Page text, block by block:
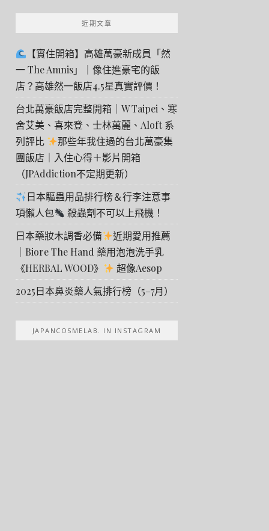
近期文章
【實住開箱】高雄萬豪新成員「然
一 The Amnis」｜像住進豪宅的飯
店？高雄然一飯店4.5星真實評價！
台北萬豪飯店完整開箱｜W Taipei、寒
舍艾美、喜來登、士林萬麗、Aloft 系
列評比
那些年我住過的台北萬豪集
團飯店｜入住心得＋影片開箱
（JPAddiction不定期更新）
日本驅蟲用品排行榜＆行李注意事
項懶人包
殺蟲劑不可以上飛機！
日本藥妝木調香必備
近期愛用推薦
｜Biore The Hand 藥用泡泡洗手乳
《HERBAL WOOD》
超像Aesop
2025日本鼻炎藥人氣排行榜（5–7月）
JAPANCOSMELAB. IN INSTAGRAM